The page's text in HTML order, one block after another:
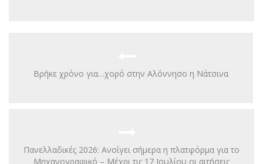
Βρήκε χρόνο για…χορό στην Αλόννησο η Νάτσινα
Πανελλαδικές 2026: Ανοίγει σήμερα η πλατφόρμα για το
Μηχανογραφικό – Μέχρι τις 17 Ιουλίου οι αιτήσεις